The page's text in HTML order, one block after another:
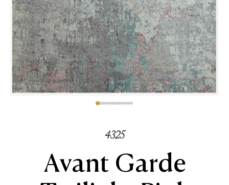
4325
Avant Garde